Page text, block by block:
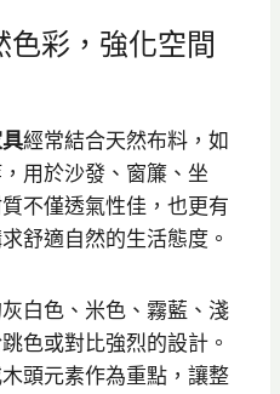
色彩，強化空間
經常結合天然布料，如
用於沙發、窗簾、坐
不僅透氣性佳，也更有
舒適自然的生活態度。
白色、米色、霧藍、淺
色或對比強烈的設計。
頭元素作為重點，讓整